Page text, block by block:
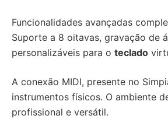
Funcionalidades avançadas
Suporte a 8 oitavas, gravação de
personalizáveis para o teclado
A conexão MIDI, presente no
instrumentos físicos. O ambiente
profissional e versátil.